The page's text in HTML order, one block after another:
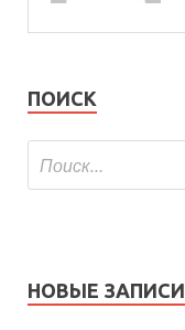
ПОИСК
НОВЫЕ ЗАПИСИ